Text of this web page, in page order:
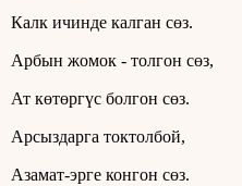
Калк ичинде калган сөз.
Арбын жомок - толгон сөз,
Ат көтөргүс болгон сөз.
Арсыздарга токтолбой,
Азамат-эрге конгон сөз.